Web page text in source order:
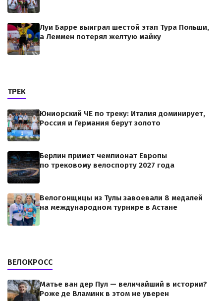
Луи Барре выиграл шестой этап Тура Польши,
а Леммен потерял желтую майку
ТРЕК
Юниорский ЧЕ по треку: Италия доминирует,
Россия и Германия берут золото
Берлин примет чемпионат Европы
по трековому велоспорту 2027 года
Велогонщицы из Тулы завоевали 8 медалей
на международном турнире в Астане
ВЕЛОКРОСС
Матье ван дер Пул — величайший в истории?
Роже де Вламинк в этом не уверен